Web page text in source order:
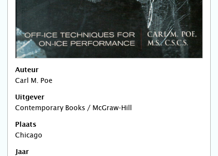
Auteur
Carl M. Poe
Uitgever
Contemporary Books / McGraw-Hill
Plaats
Chicago
Jaar